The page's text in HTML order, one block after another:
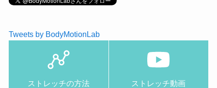
Tweets by BodyMotionLab
ストレッチの方法 ストレッチ動画